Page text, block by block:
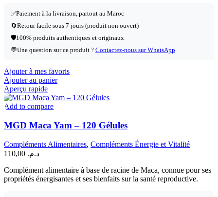
✅Paiement à la livraison, partout au Maroc
🔄Retour facile sous 7 jours (produit non ouvert)
🛡️100% produits authentiques et originaux
💬Une question sur ce produit ? Contactez-nous sur WhatsApp
Ajouter à mes favoris
Ajouter au panier
Aperçu rapide
Add to compare
MGD Maca Yam – 120 Gélules
Compléments Alimentaires, Compléments Énergie et Vitalité
د.م.
Complément alimentaire à base de racine de Maca, connue pour ses
propriétés énergisantes et ses bienfaits sur la santé reproductive.